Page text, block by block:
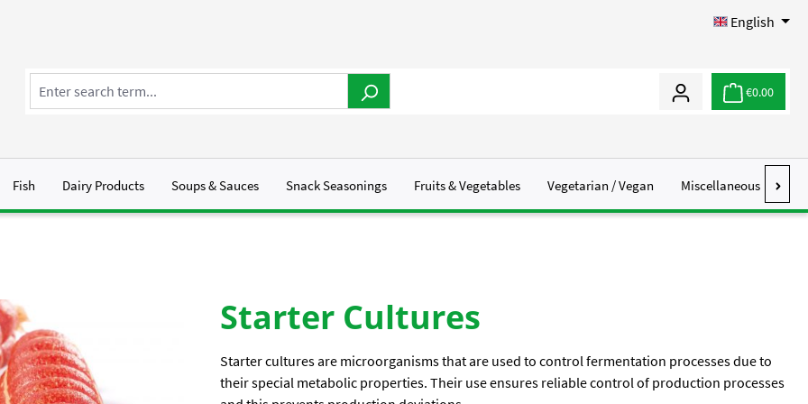
English
€0.00
Fish Dairy Products Soups & Sauces Snack Seasonings Fruits & Vegetables Vegetarian / Vegan Miscellaneous
Starter Cultures
Starter cultures are microorganisms that are used to control fermentation processes due to
their special metabolic properties. Their use ensures reliable control of production processes